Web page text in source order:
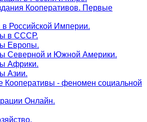
Кооперативов. Первые
Российской Империи.
в СССР.
Европы.
Северной и Южной Америки.
Африки.
Азии.
- феномен социальной
Онлайн.